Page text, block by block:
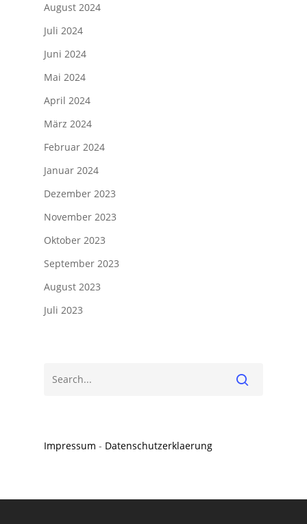
August 2024
Juli 2024
Juni 2024
Mai 2024
April 2024
März 2024
Februar 2024
Januar 2024
Dezember 2023
November 2023
Oktober 2023
September 2023
August 2023
Juli 2023
Impressum - Datenschutzerklaerung